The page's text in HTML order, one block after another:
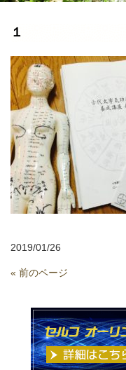
１
2019/01/26
« 前のページ